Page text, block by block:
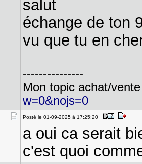
salut
échange de ton
vu que tu en
---------------
Mon topic achat/
w=0&nojs=0
Posté le 01-09-2025 à 17:25:20
a oui ca serait
c'est quoi